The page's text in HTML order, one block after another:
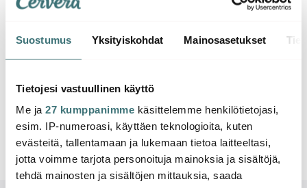
Suostumus Yksityiskohdat Mainosasetukset
Tietojesi vastuullinen käyttö
Me ja 27 kumppanimme käsittelemme henkilötietojasi,
esim. IP-numeroasi, käyttäen teknologioita, kuten
evästeitä, tallentamaan ja lukemaan tietoa laitteeltasi,
jotta voimme tarjota personoituja mainoksia ja sisältöjä,
tehdä mainosten ja sisältöjen mittauksia, saada